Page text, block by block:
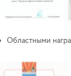
Областными